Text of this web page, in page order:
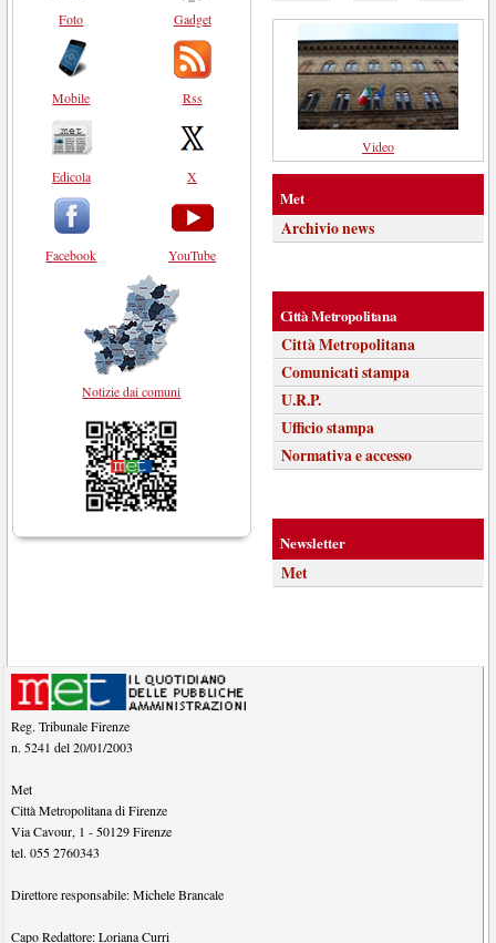
Foto
Mobile
Edicola
Facebook
Gadget
Rss
X
YouTube
Notizie dai comuni
Video
Met
Archivio news
Città Metropolitana
Città Metropolitana
Comunicati stampa
U.R.P.
Ufficio stampa
Normativa e accesso
Newsletter
Met
Reg. Tribunale Firenze
n. 5241 del 20/01/2003
Met
Città Metropolitana di Firenze
Via Cavour, 1 -50129 Firenze
tel.055 2760343
Direttore responsabile:Michele Brancale
Capo Redattore:Loriana Curri